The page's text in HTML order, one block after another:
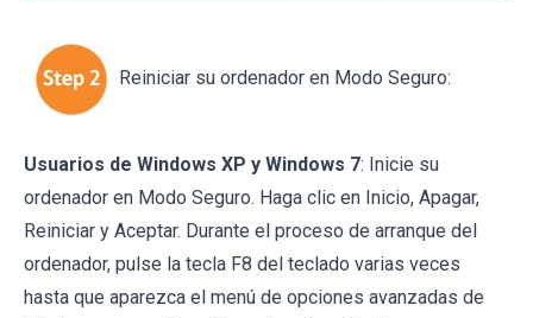
Reiniciar su ordenador en Modo Seguro:
Usuarios de Windows XP y Windows 7: Inicie su
ordenador en Modo Seguro. Haga clic en Inicio, Apagar,
Reiniciar y Aceptar. Durante el proceso de arranque del
ordenador, pulse la tecla F8 del teclado varias veces
hasta que aparezca el menú de opciones avanzadas de